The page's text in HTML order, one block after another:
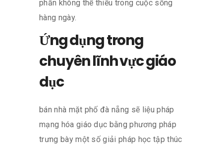
phần không thể thiếu trong cuộc sống
hàng ngày.
Ứng dụng trong
chuyên lĩnh vực giáo
dục
bán nhà mặt phố đà nẵng sẽ liệu pháp
mạng hóa giáo dục bằng phương pháp
trưng bày một số giải pháp học tập thúc